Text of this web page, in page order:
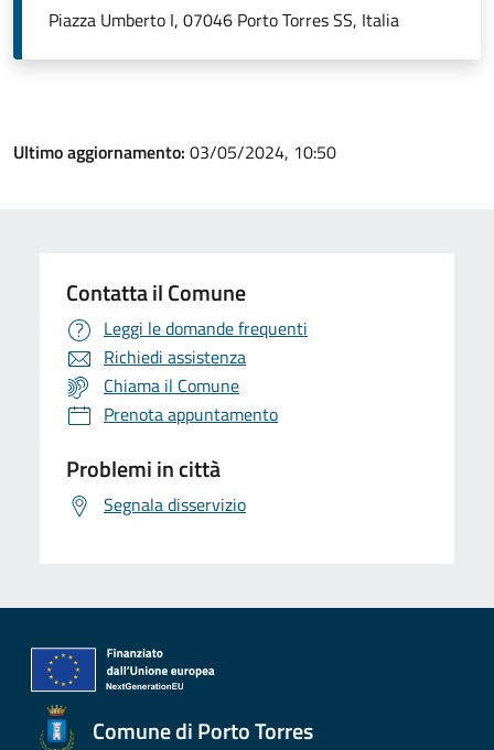
Piazza Umberto I, 07046 Porto Torres SS, Italia
Ultimo aggiornamento: 03/05/2024, 10:50
Contatta il Comune
Leggi le domande frequenti
Richiedi assistenza
Chiama il Comune
Prenota appuntamento
Problemi in città
Segnala disservizio
Comune di Porto Torres